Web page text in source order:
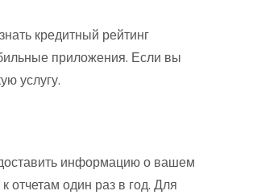
кредитный рейтинг
приложения. Если вы
услугу.
информацию о вашем
отчетам один раз в год. Для